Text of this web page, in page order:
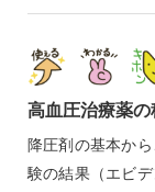
高血圧治療薬の
降圧剤の基本か
験の結果（エビ